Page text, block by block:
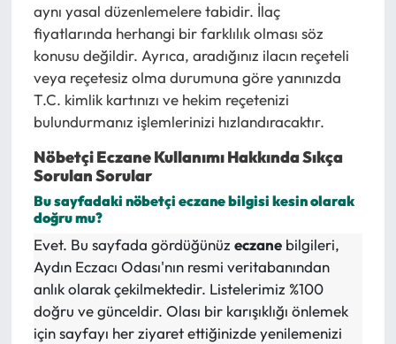
aynı yasal düzenlemelere tabidir. İlaç
fiyatlarında herhangi bir farklılık olması söz
konusu değildir. Ayrıca, aradığınız ilacın reçeteli
veya reçetesiz olma durumuna göre yanınızda
T.C. kimlik kartınızı ve hekim reçetenizi
bulundurmanız işlemlerinizi hızlandıracaktır.
Nöbetçi Eczane Kullanımı Hakkında Sıkça
Sorulan Sorular
Bu sayfadaki nöbetçi eczane bilgisi kesin olarak
doğru mu?
Evet. Bu sayfada gördüğünüzeczane bilgileri,
Aydın Eczacı Odası'nın resmi veritabanından
anlık olarak çekilmektedir. Listelerimiz %100
doğru ve günceldir. Olası bir karışıklığı önlemek
için sayfayı her ziyaret ettiğinizde yenilemenizi